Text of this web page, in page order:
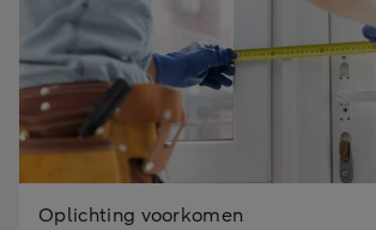
Oplichting voorkomen